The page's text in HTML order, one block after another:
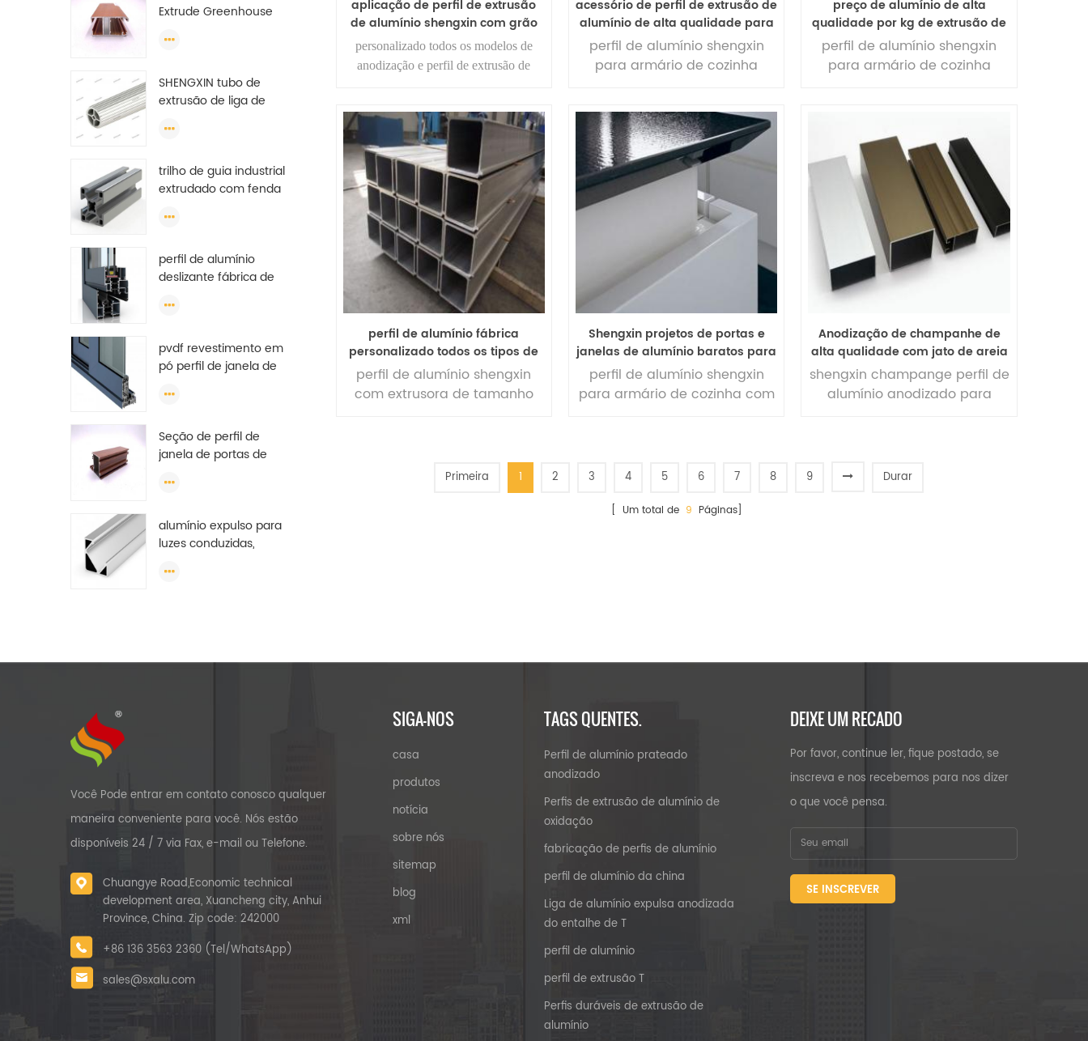
Extrude Greenhouse
Etiópia
SHENGXIN tubo de
extrusão de liga de
redondo de alumínio
trilho de guia industrial
extrudado com fenda
u por tonelada de perfil
perfil de alumínio
deslizante fábrica de
perfil de alumínio para
guarda-roupa de oem
alumínio
pvdf revestimento em
pó perfil de janela de
anodizado perfil de
Seção de perfil de
janela de portas de
qualidade e baixo preço
Argélia
alumínio expulso para
luzes conduzidas,
de alumínio, extrusões
aplicação de perfil de extrusão
de alumínio shengxin com grão
de anodização e madeira
personalizado todos os modelos de
anodização e perfil de extrusão de
acessório de perfil de extrusão de
alumínio de alta qualidade para
armário de cozinha
perfil de alumínio shengxin
para armário de cozinha
preço de alumínio de alta
qualidade por kg de extrusão de
perfil de alumínio perfil de borda
de alumínio para armário de
perfil de alumínio shengxin
para armário de cozinha
perfil de alumínio fábrica
personalizado todos os tipos de
grande extrusão de alumínio
industrial extrudado perfil de
perfil de alumínio shengxin
com extrusora de tamanho
Shengxin projetos de portas e
janelas de alumínio baratos para
armário de cozinha com
personalizado
perfil de alumínio shengxin
para armário de cozinha com
Anodização de champanhe de
alta qualidade com jato de areia
perfil de alumínio preço para
janela e porta
shengxin champange perfil de
alumínio anodizado para
Primeira 1 2 3 4 5 6 7 8 9 Durar
[ Um total de 9 Páginas]
Você Pode entrar em contato conosco qualquer
maneira conveniente para você. Nós estão
disponíveis 24 / 7 via Fax, e-mail ou Telefone.
Chuangye Road,Economic technical
development area, Xuancheng city, Anhui
Province, China. Zip code: 242000
+86 136 3563 2360 (Tel/WhatsApp)
sales@sxalu.com
SIGA-NOS
casa
produtos
notícia
sobre nós
sitemap
blog
xml
TAGS QUENTES.
Perfil de alumínio prateado
anodizado
Perfis de extrusão de alumínio de
oxidação
fabricação de perfis de alumínio
perfil de alumínio da china
Liga de alumínio expulsa anodizada
do entalhe de T
perfil de alumínio
perfil de extrusão T
Perfis duráveis ​​de extrusão de
alumínio
DEIXE UM RECADO
Por favor, continue ler, fique postado, se
inscreva e nos recebemos para nos dizer
o que você pensa.
SE INSCREVER